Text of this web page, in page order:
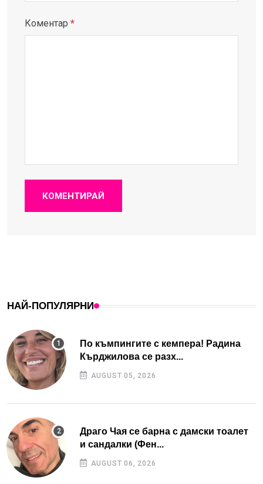
Коментар *
КОМЕНТИРАЙ
НАЙ-ПОПУЛЯРНИ
По къмпингите с кемпера! Радина
Кърджилова се разх...
AUGUST 05, 2026
Драго Чая се барна с дамски тоалет
и сандалки (Фен...
AUGUST 06, 2026